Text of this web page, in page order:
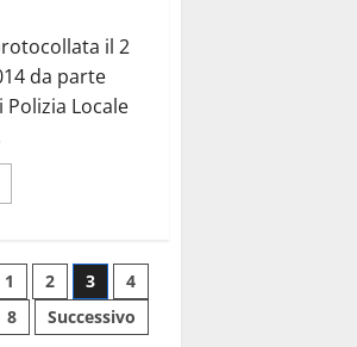
il 2
da parte
Locale
1 2 3
4
8 Successivo